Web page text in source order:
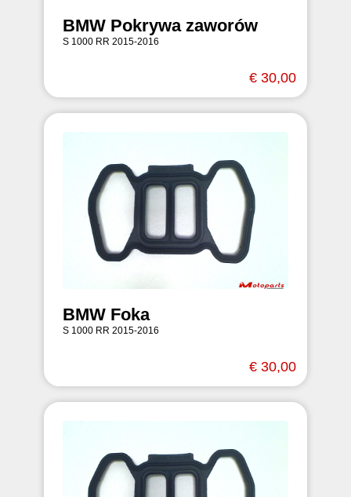
BMW Pokrywa zaworów
S 1000 RR 2015-2016
€ 30,00
BMW Foka
S 1000 RR 2015-2016
€ 30,00